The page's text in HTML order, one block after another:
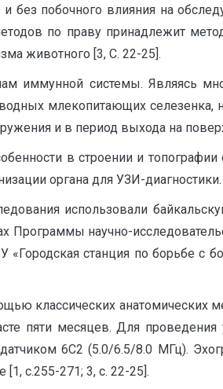
без побочного влияния на
по праву принадлежит
животного [3, С. 22-25].
иммунной системы. Являясь
млекопитающих
и в период выхода на
в строении и
органа для УЗИ-диагностики.
использовали
Программы научно-
станция по борьбе с
классических
пяти месяцев. Для проведения
6С2 (5.0/6.5/8.0 МГц).
[1, с.255-271; 3, с. 22-25].